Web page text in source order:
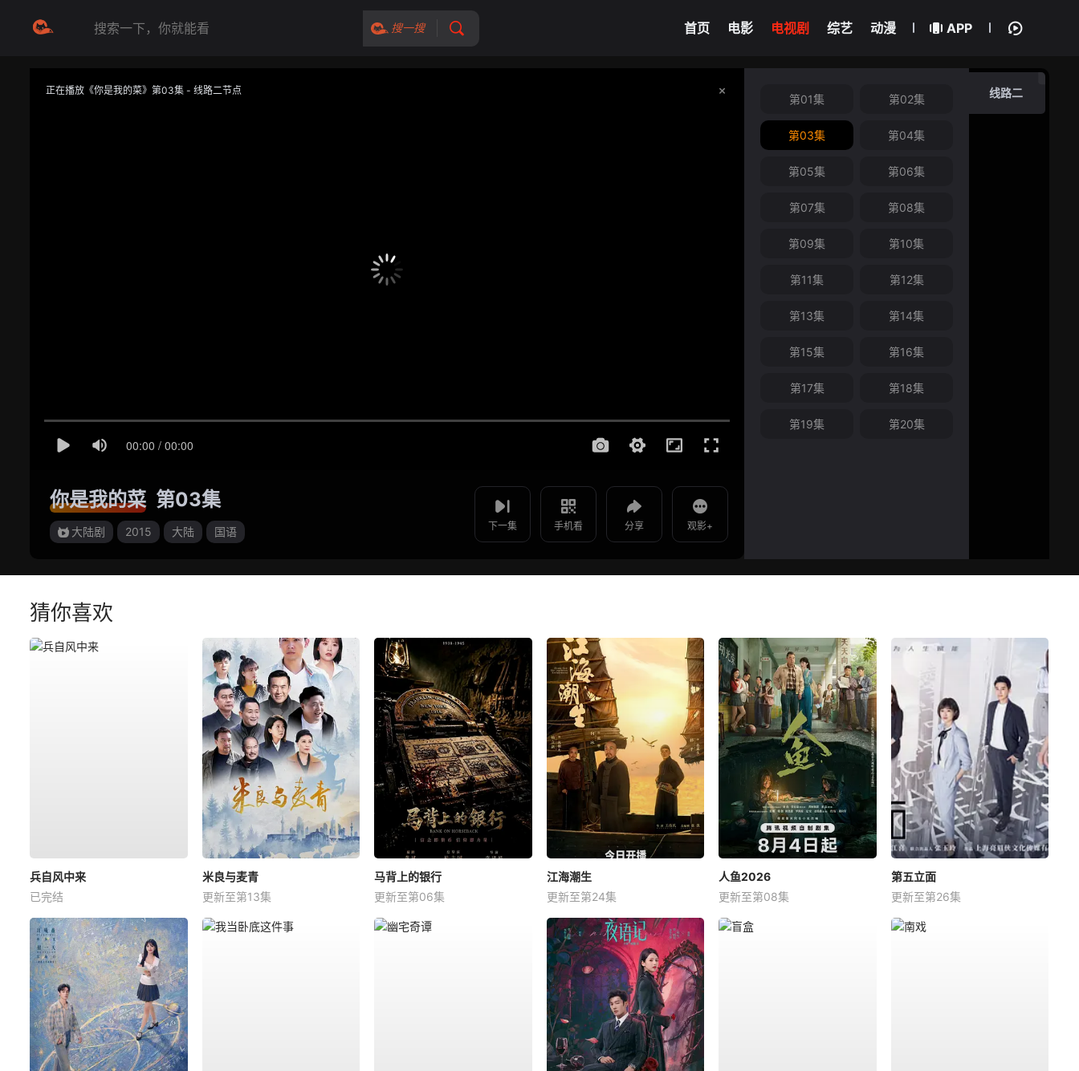
搜一搜 首页 电影 电视剧 综艺 动漫 APP
正在播放《你是我的菜》第03集 - 线路二节点
你是我的菜 第03集
大陆剧 2015 大陆 国语 下一集 手机看 分享 观影+
如遇无法播放请提交给我们
线路二
第01集 第02集
第03集 第04集
第05集 第06集
第07集 第08集
第09集 第10集
第11集 第12集
第13集 第14集
第15集 第16集
第17集 第18集
第19集 第20集
猜你喜欢
兵自风中来
已完结
米良与麦青
更新至第13集
马背上的银行
更新至第06集
江海潮生
更新至第24集
人鱼2026
更新至第08集
第五立面
更新至第26集